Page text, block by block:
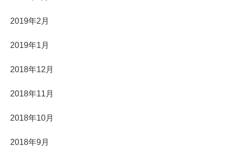
2019年2月
2019年1月
2018年12月
2018年11月
2018年10月
2018年9月